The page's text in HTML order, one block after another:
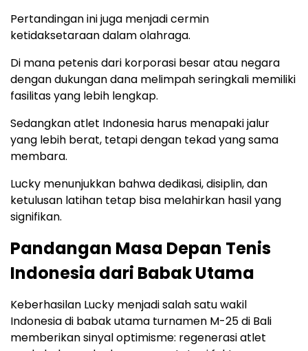
Pertandingan ini juga menjadi cermin
ketidaksetaraan dalam olahraga.
Di mana petenis dari korporasi besar atau negara
dengan dukungan dana melimpah seringkali memiliki
fasilitas yang lebih lengkap.
Sedangkan atlet Indonesia harus menapaki jalur
yang lebih berat, tetapi dengan tekad yang sama
membara.
Lucky menunjukkan bahwa dedikasi, disiplin, dan
ketulusan latihan tetap bisa melahirkan hasil yang
signifikan.
Pandangan Masa Depan Tenis
Indonesia dari Babak Utama
Keberhasilan Lucky menjadi salah satu wakil
Indonesia di babak utama turnamen M-25 di Bali
memberikan sinyal optimisme: regenerasi atlet